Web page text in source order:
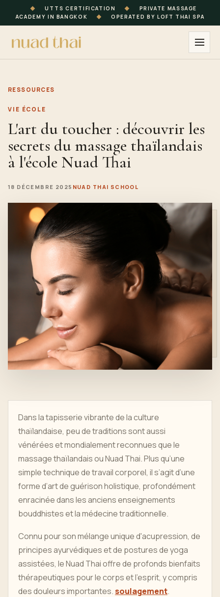
◆ UTTS CERTIFICATION ◆
PRIVATE MASSAGE
ACADEMY IN BANGKOK
◆ OPERATED BY LOFT THAI SPA
RESSOURCES
VIE ÉCOLE
L'art du toucher : découvrir les
secrets du massage thaïlandais
à l'école Nuad Thai
18 DÉCEMBRE 2025 NUAD THAI SCHOOL
Dans la tapisserie vibrante de la culture
thaïlandaise, peu de traditions sont aussi
vénérées et mondialement reconnues que le
massage thaïlandais ou Nuad Thai. Plus qu’une
simple technique de travail corporel, il s’agit d’une
forme d’art de guérison holistique, profondément
enracinée dans les anciens enseignements
bouddhistes et la médecine traditionnelle.
Connu pour son mélange unique d'acupression, de
principes ayurvédiques et de postures de yoga
assistées, le Nuad Thai offre de profonds bienfaits
thérapeutiques pour le corps et l'esprit, y compris
des douleurs importantes.soulagement.